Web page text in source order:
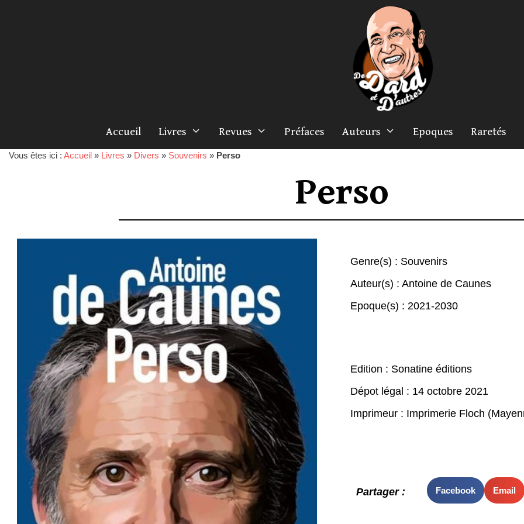
Accueil Livres Revues Préfaces Auteurs Epoques Raretés
Vous êtes ici : Accueil » Livres » Divers » Souvenirs » Perso
Perso
Genre(s) : Souvenirs
Auteur(s) : Antoine de Caunes
Epoque(s) : 2021-2030
Edition : Sonatine éditions
Dépot légal : 14 octobre 2021
Imprimeur : Imprimerie Floch
Partager : Facebook Email